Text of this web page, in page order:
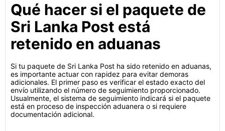
Qué hacer si el paquete de
Sri Lanka Post está
retenido en aduanas
Si tu paquete de Sri Lanka Post ha sido retenido en aduanas,
es importante actuar con rapidez para evitar demoras
adicionales. El primer paso es verificar el estado exacto del
envío utilizando el número de seguimiento proporcionado.
Usualmente, el sistema de seguimiento indicará si el paquete
está en proceso de inspección aduanera o si requiere
documentación adicional.